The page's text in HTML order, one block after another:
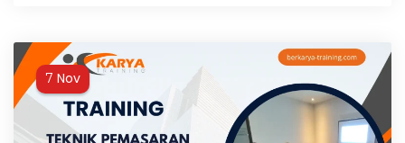
7 Nov